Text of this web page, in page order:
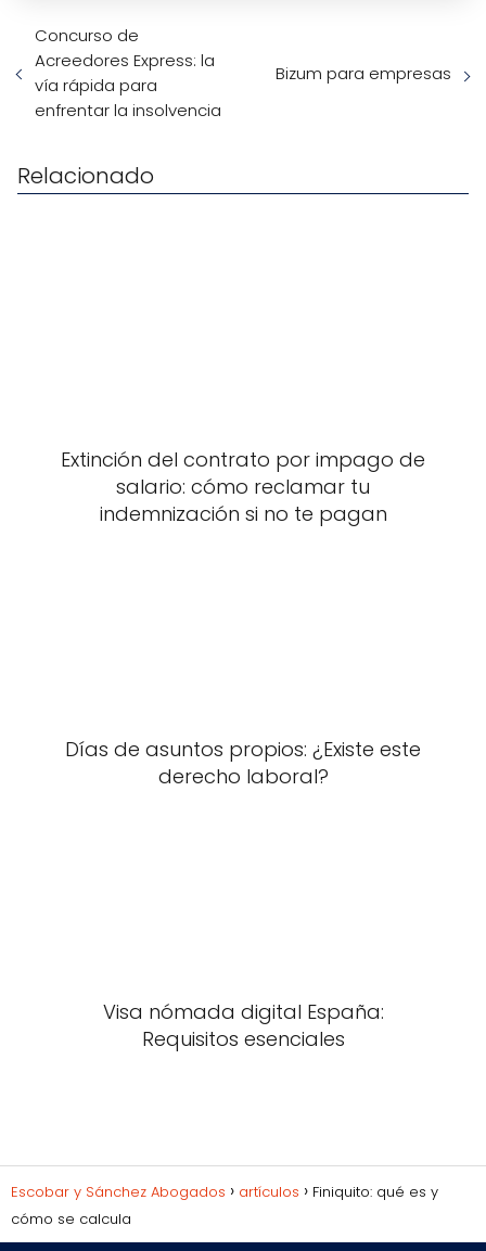
Concurso de
Acreedores Express: la
vía rápida para
enfrentar la insolvencia
Bizum para empresas
Relacionado
Extinción del contrato por impago de
salario: cómo reclamar tu
indemnización si no te pagan
Días de asuntos propios: ¿Existe este
derecho laboral?
Visa nómada digital España:
Requisitos esenciales
Escobar y Sánchez Abogados artículos
Finiquito: qué es y
cómo se calcula